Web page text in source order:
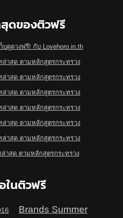
ดของติวฟรี
ดูดวงฟรี! กับ Lovehoro.in.th
าสุด ตามหลักสูตรกระทรวง
าสุด ตามหลักสูตรกระทรวง
าสุด ตามหลักสูตรกระทรวง
าสุด ตามหลักสูตรกระทรวง
าสุด ตามหลักสูตรกระทรวง
าสุด ตามหลักสูตรกระทรวง
าสุด ตามหลักสูตรกระทรวง
ในติวฟรี
Brands Summer